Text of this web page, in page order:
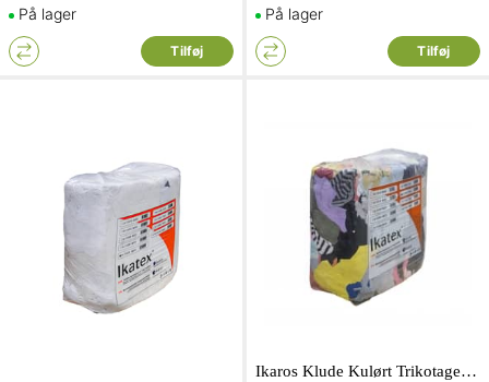
På lager
Tilføj
På lager
Tilføj
Ikaros Klude Kulørt Trikotagestof 10 kg